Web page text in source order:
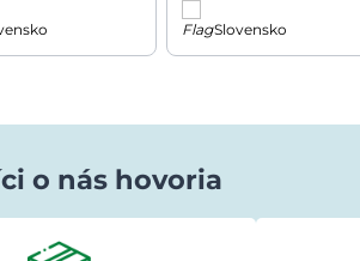
Slovensko
o nás hovoria
Bujňáčková